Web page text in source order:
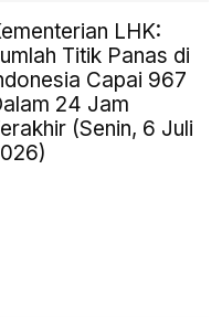
LHK:
Titik Panas di
Capai 967
24 Jam
(Senin, 6 Juli